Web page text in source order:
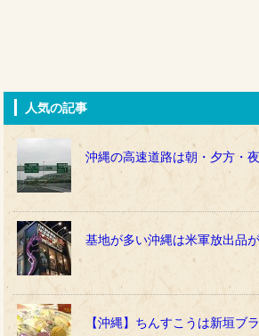
人気の記事
沖縄の高速道路は朝・夕方・
基地が多い沖縄は米軍放出品
【沖縄】ちんすこうは新垣ブ